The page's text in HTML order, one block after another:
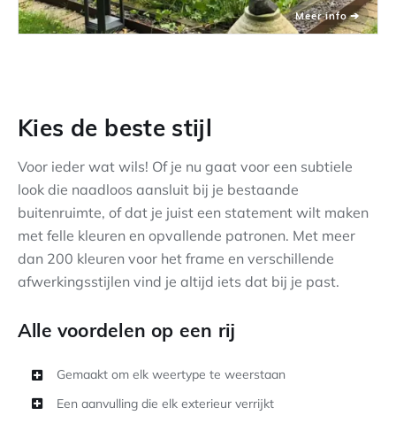
Kies de beste stijl
Voor ieder wat wils! Of je nu gaat voor een subtiele
look die naadloos aansluit bij je bestaande
buitenruimte, of dat je juist een statement wilt maken
met felle kleuren en opvallende patronen. Met meer
dan 200 kleuren voor het frame en verschillende
afwerkingsstijlen vind je altijd iets dat bij je past.
Alle voordelen op een rij
Gemaakt om elk weertype te weerstaan
Een aanvulling die elk exterieur verrijkt